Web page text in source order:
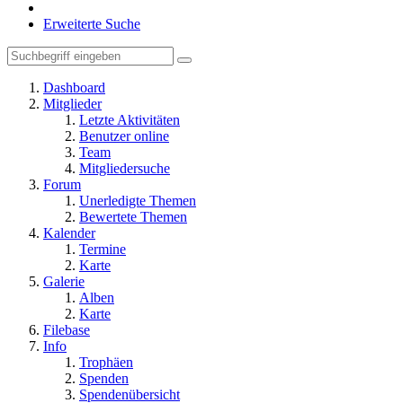
Erweiterte Suche
Dashboard
Mitglieder
Letzte Aktivitäten
Benutzer online
Team
Mitgliedersuche
Forum
Unerledigte Themen
Bewertete Themen
Kalender
Termine
Karte
Galerie
Alben
Karte
Filebase
Info
Trophäen
Spenden
Spendenübersicht